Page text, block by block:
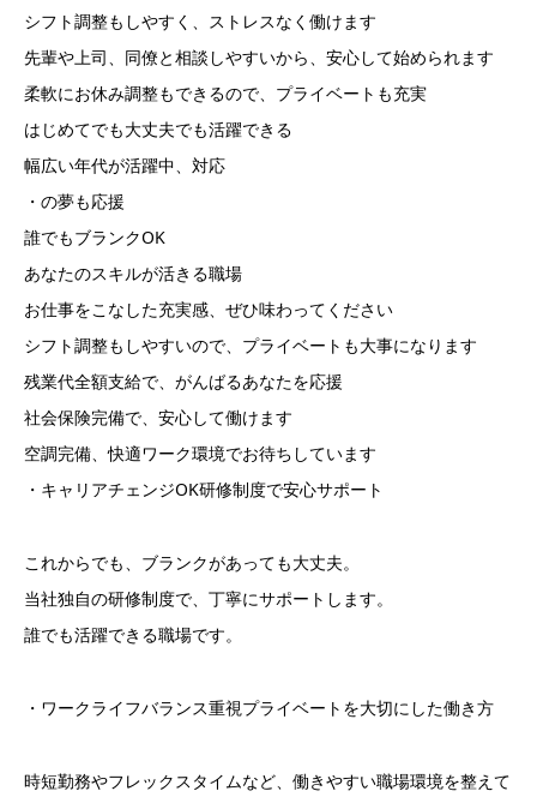
シフト調整もしやすく、ストレスなく働けます
先輩や上司、同僚と相談しやすいから、安心して始められます
柔軟にお休み調整もできるので、プライベートも充実
はじめてでも大丈夫でも活躍できる
幅広い年代が活躍中、対応
・の夢も応援
誰でもブランクOK
あなたのスキルが活きる職場
お仕事をこなした充実感、ぜひ味わってください
シフト調整もしやすいので、プライベートも大事になります
残業代全額支給で、がんばるあなたを応援
社会保険完備で、安心して働けます
空調完備、快適ワーク環境でお待ちしています
・キャリアチェンジOK研修制度で安心サポート
これからでも、ブランクがあっても大丈夫。
当社独自の研修制度で、丁寧にサポートします。
誰でも活躍できる職場です。
・ワークライフバランス重視プライベートを大切にした働き方
時短勤務やフレックスタイムなど、働きやすい職場環境を整えて